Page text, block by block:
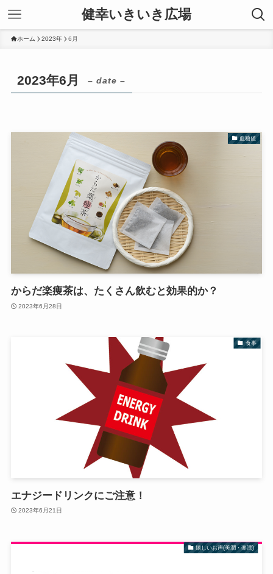
健幸いきいき広場
ホーム 2023年 6月
2023年6月 – date –
血糖値
からだ楽痩茶は、たくさん飲むと効果的か？
2023年6月28日
食事
エナジードリンクにご注意！
2023年6月21日
嬉しいお声(美潤・楽潤)